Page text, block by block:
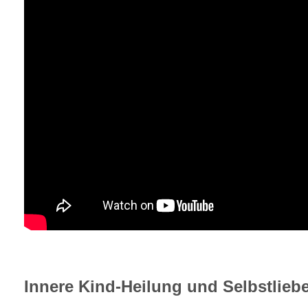
Innere Kind-Heilung und